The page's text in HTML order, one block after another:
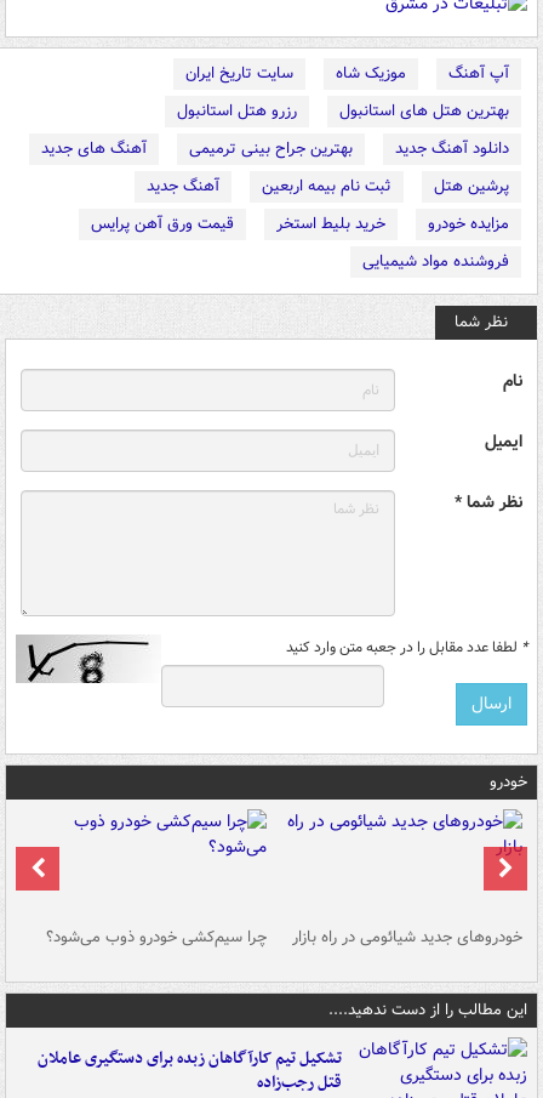
آپ آهنگ موزیک شاه
سایت تاریخ ایران
بهترین هتل های استانبول
رزرو هتل استانبول
دانلود آهنگ جدید
بهترین جراح بینی ترمیمی
آهنگ های جدید
پرشین هتل
ثبت نام بیمه اربعین
آهنگ جدید
مزایده خودرو
خرید بلیط استخر
قیمت ورق آهن پرایس
فروشنده مواد شیمیایی
نظر شما
نام
ایمیل
نظر شما *
* لطفا عدد مقابل را در جعبه متن وارد کنید
خودرو
خودروهای جدید شیائومی در راه بازار چرا سیم‌کشی خودرو ذوب می‌شود؟
این مطالب را از دست ندهید....
تشکیل تیم کارآگاهان زبده برای دستگیری عاملان
قتل رجب‌زاده